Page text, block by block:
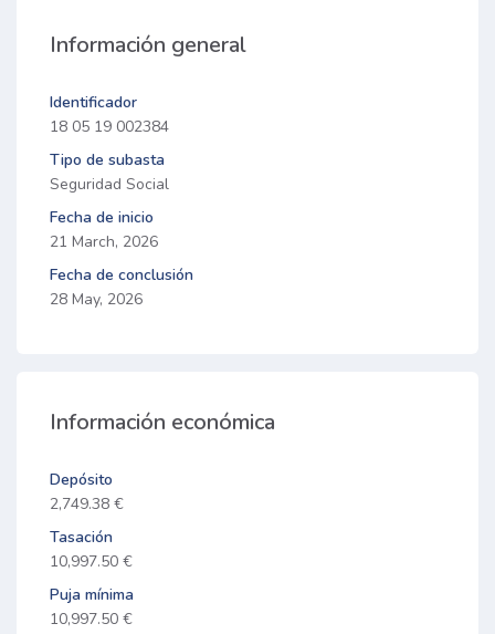
Información general
Identificador
18 05 19 002384
Tipo de subasta
Seguridad Social
Fecha de inicio
21 March, 2026
Fecha de conclusión
28 May, 2026
Información económica
Depósito
2,749.38 €
Tasación
10,997.50 €
Puja mínima
10,997.50 €